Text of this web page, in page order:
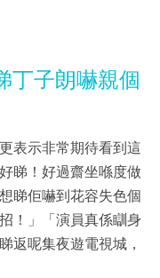
丁子朗嚇親個
表示非常期待看到這
睇！好過齋坐喺度做
睇佢嚇到花容失色個
！」「演員真係瞓身
返呢集夜遊電視城，